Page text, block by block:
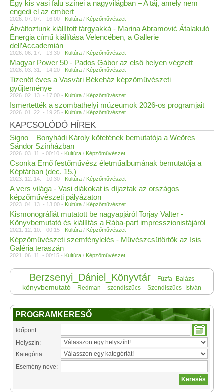
Egy kis vasi falu színei a nagyvilágban – A táj, amely nem
engedi el az embert
2026. 07. 07. - 16:00 - Kultúra / Képzőművészet
Átváltoztunk kiállított tárgyakká - Marina Abramović Átalakuló
Energia című kiállítása Velencében, a Gallerie
dell’Accademián
2026. 06. 17. - 13:30 - Kultúra / Képzőművészet
Magyar Power 50 - Pados Gábor az első helyen végzett
2026. 03. 31. - 14:20 - Kultúra / Képzőművészet
Tizenöt éves a Vasvári Békeház képzőművészeti
gyűjteménye
2026. 02. 13. - 17:00 - Kultúra / Képzőművészet
Ismertették a szombathelyi múzeumok 2026-os programjait
2026. 01. 22. - 19:25 - Kultúra / Képzőművészet
KAPCSOLÓDÓ HÍREK
Signo – Bonyhádi Károly kötetének bemutatója a Weöres
Sándor Színházban
2026. 03. 11. - 00:10 - Kultúra / Képzőművészet
Csonka Ernő festőművész életműalbumának bemutatója a
Képtárban (dec. 15.)
2023. 12. 14. - 10:30 - Kultúra / Képzőművészet
A vers világa - Vasi diákokat is díjaztak az országos
képzőművészeti pályázaton
2023. 04. 13. - 13:00 - Kultúra / Képzőművészet
Kismonográfiát mutatott be nagyapjáról Torjay Valter -
Könyvbemutató és kiállítás a Rába-part impresszionistájáról
2021. 12. 10. - 00:15 - Kultúra / Képzőművészet
Képzőművészeti szemfénylelés - Művészcsütörtök az Isis
Galéria teraszán
2021. 06. 11. - 00:15 - Kultúra / Képzőművészet
Berzsenyi_Dániel_Könyvtár Fűzfa_Balázs
könyvbemutató Redman szendiszücs Szendiszűcs_István
PROGRAMKERESŐ
Időpont:
Helyszín:
Kategória:
Esemény neve: